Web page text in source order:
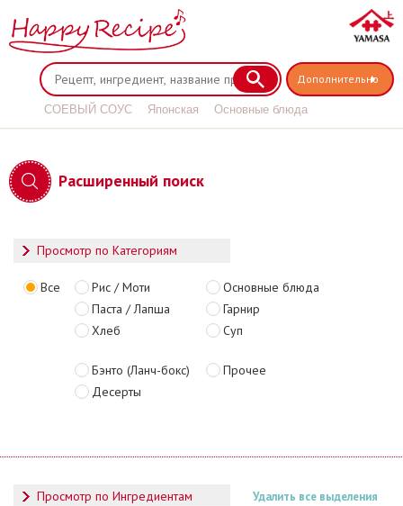
Дополнительно
СОЕВЫЙ СОУС Японская
Основные блюда
Расширенный поиск
Просмотр по Категориям
Все
Рис / Моти
Паста / Лапша
Хлеб
Основные блюда
Гарнир
Суп
Бэнто (Ланч-бокс)
Десерты
Прочее
Просмотр по Ингредиентам Удалить все выделения